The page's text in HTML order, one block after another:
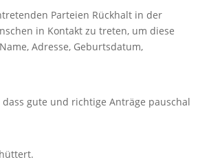
Parteien Rückhalt in der
in Kontakt zu treten, um diese
Adresse, Geburtsdatum,
gute und richtige Anträge pauschal